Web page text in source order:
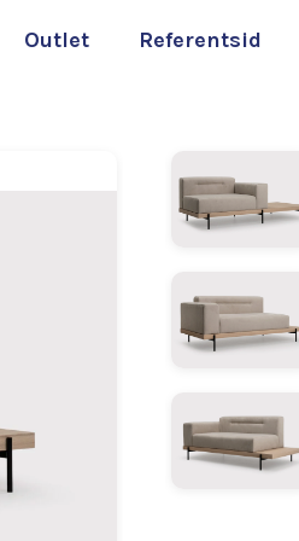
Outlet Referentsid